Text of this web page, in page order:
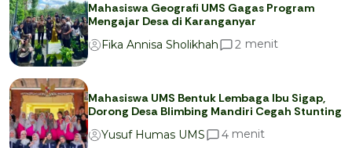
Mahasiswa Geografi UMS Gagas Program
Mengajar Desa di Karanganyar
Fika Annisa Sholikhah
2 menit
Mahasiswa UMS Bentuk Lembaga Ibu Sigap,
Dorong Desa Blimbing Mandiri Cegah Stunting
Yusuf Humas UMS
4 menit